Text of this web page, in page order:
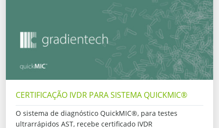
CERTIFICAÇÃO IVDR PARA SISTEMA QUICKMIC®
O sistema de diagnóstico QuickMIC®, para testes
ultrarrápidos AST, recebe certificado IVDR